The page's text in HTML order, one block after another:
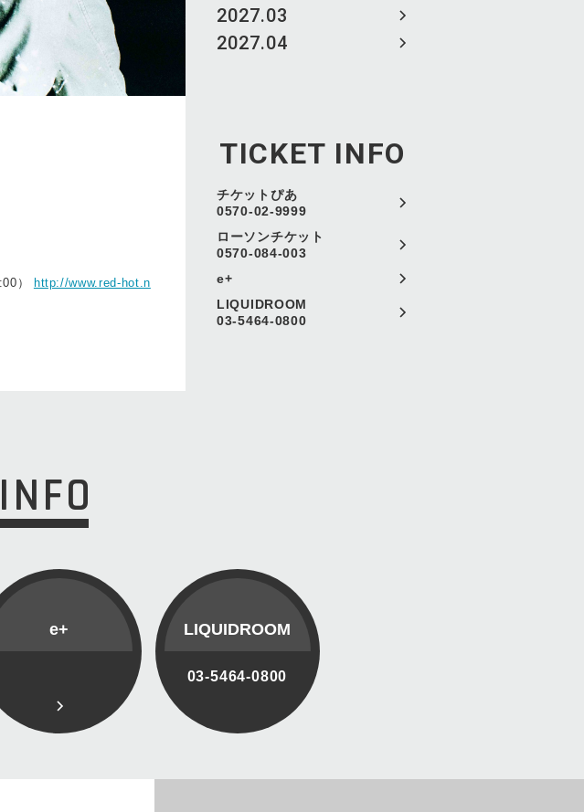
2027.03
2027.04
TICKET INFO
チケットぴあ
0570-02-9999
ローソンチケット
0570-084-003
e+
LIQUIDROOM
03-5464-0800
）
http://www.red-hot.n
e+ LIQUIDROOM
03-5464-0800